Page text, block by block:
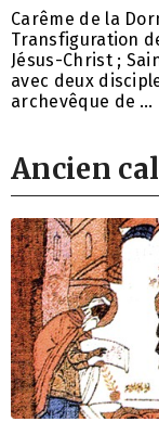
Carême de la
Transfiguration
Jésus-Christ ;
avec deux
archevêque de …
Ancien